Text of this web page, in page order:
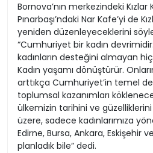
Bornova’nın merkezindeki Kızlar
Pınarbaşı’ndaki Nar Kafe’yi de
yeniden düzenleyeceklerini
“Cumhuriyet bir kadın
kadınların desteğini almayan
Kadın yaşamı dönüştürür.
arttıkça Cumhuriyet’in temel
toplumsal kazanımları
ülkemizin tarihini ve
üzere, sadece kadınlarımıza
Edirne, Bursa, Ankara, Eskişehir
planladık bile” dedi.